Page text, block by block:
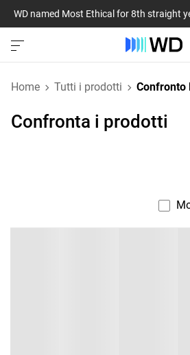
WD named Most Ethical for 8th straight
Home Tutti i prodotti Confronto
Confronta i prodotti